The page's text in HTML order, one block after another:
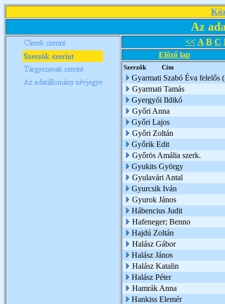
Az
<< A B C
Előző lap
Szerzők Cím
Gyarmati Szabó Éva felelős
Gyarmati Tamás
Gyergyói Ildikó
Győri Anna
Győri Lajos
Győri Zoltán
Győrik Edit
Győrös Amália szerk.
Gyukits György
Gyulavári Antal
Gyurcsik Iván
Gyurok János
Hábencius Judit
Hafeneger; Benno
Hajdú Zoltán
Halász Gábor
Halász János
Halász Katalin
Halász Péter
Hamrák Anna
Hankiss Elemér